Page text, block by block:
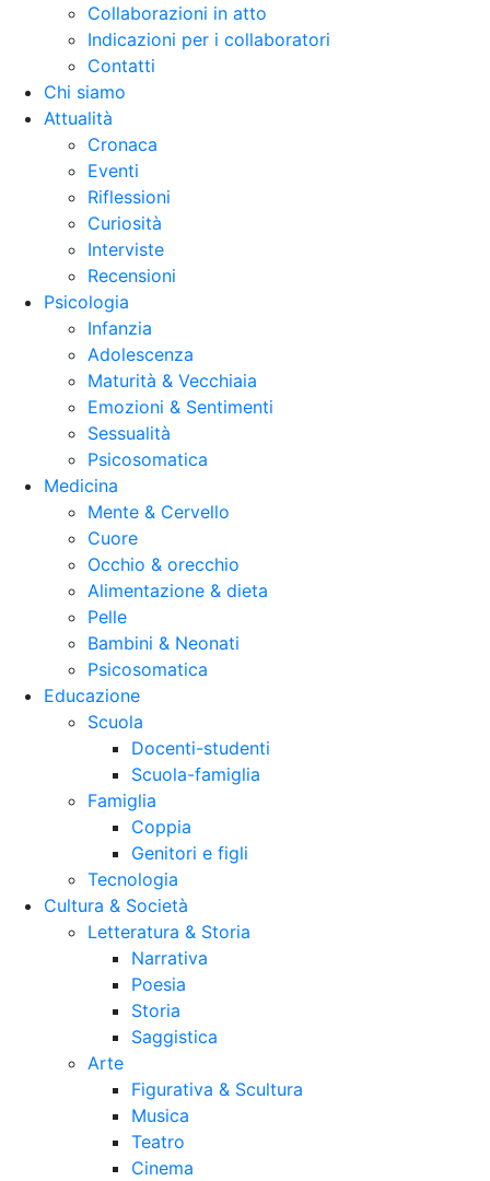
Collaborazioni in atto
Indicazioni per i collaboratori
Contatti
Chi siamo
Attualità
Cronaca
Eventi
Riflessioni
Curiosità
Interviste
Recensioni
Psicologia
Infanzia
Adolescenza
Maturità & Vecchiaia
Emozioni & Sentimenti
Sessualità
Psicosomatica
Medicina
Mente & Cervello
Cuore
Occhio & orecchio
Alimentazione & dieta
Pelle
Bambini & Neonati
Psicosomatica
Educazione
Scuola
Docenti-studenti
Scuola-famiglia
Famiglia
Coppia
Genitori e figli
Tecnologia
Cultura & Società
Letteratura & Storia
Narrativa
Poesia
Storia
Saggistica
Arte
Figurativa & Scultura
Musica
Teatro
Cinema